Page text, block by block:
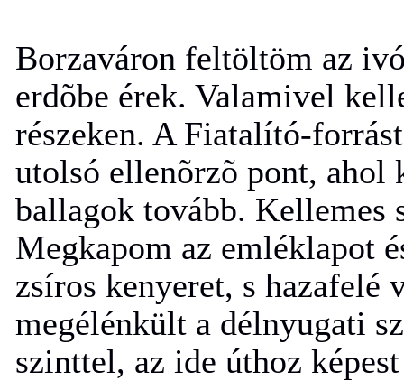
Borzaváron feltöltöm az
erdõbe érek. Valamivel
részeken. A Fiatalító-
utolsó ellenõrzõ pont, ahol
ballagok tovább. Kellemes
Megkapom az emléklapot
zsíros kenyeret, s hazafelé
megélénkült a délnyugati
szinttel, az ide úthoz